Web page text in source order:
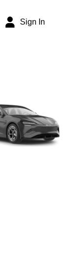
Sign In